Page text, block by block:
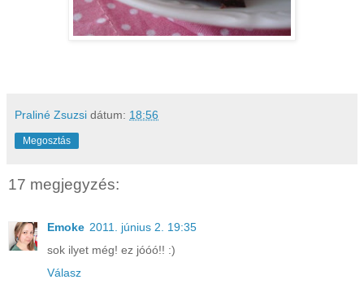
Praliné Zsuzsi dátum: 18:56
Megosztás
17 megjegyzés:
Emoke 2011. június 2. 19:35
sok ilyet még! ez jóóó!! :)
Válasz